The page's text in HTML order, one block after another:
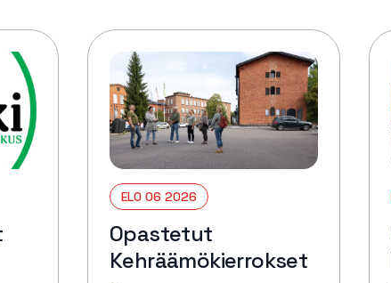
ELO 06 2026
Opastetut
Kehräämökierrokset